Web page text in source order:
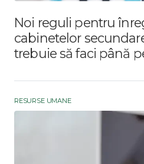
Noi reguli pentru
cabinetelor
trebuie să faci până
RESURSE UMANE